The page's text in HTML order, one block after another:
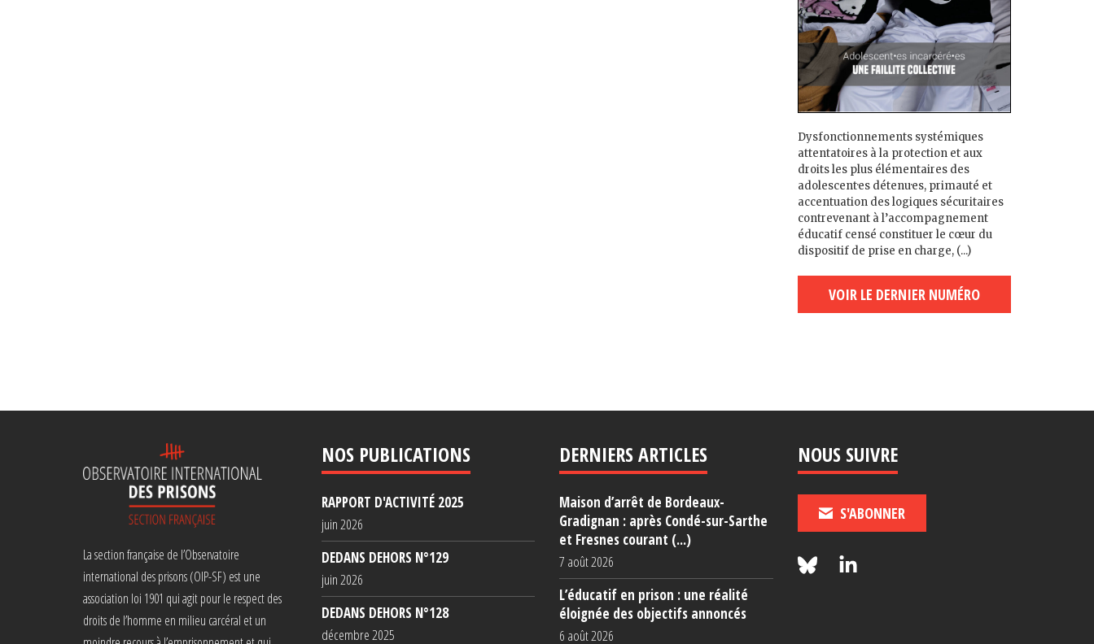
Dysfonctionnements systémiques
attentatoires à la protection et aux
droits les plus élémentaires des
adolescent·es détenu·es, primauté et
accentuation des logiques sécuritaires
contrevenant à l’accompagnement
éducatif censé constituer le cœur du
dispositif de prise en charge, (...)
VOIR LE DERNIER NUMÉRO
La section française de l’Observatoire
international des prisons (OIP-SF) est une
association loi 1901 qui agit pour le respect des
droits de l’homme en milieu carcéral et un
NOS PUBLICATIONS
RAPPORT D'ACTIVITÉ 2025
juin 2026
DEDANS DEHORS N°129
juin 2026
DEDANS DEHORS N°128
décembre 2025
DERNIERS ARTICLES
Maison d’arrêt de Bordeaux-
Gradignan : après Condé-sur-Sarthe
et Fresnes courant (...)
7 août 2026
L’éducatif en prison : une réalité
éloignée des objectifs annoncés
6 août 2026
NOUS SUIVRE
S'ABONNER